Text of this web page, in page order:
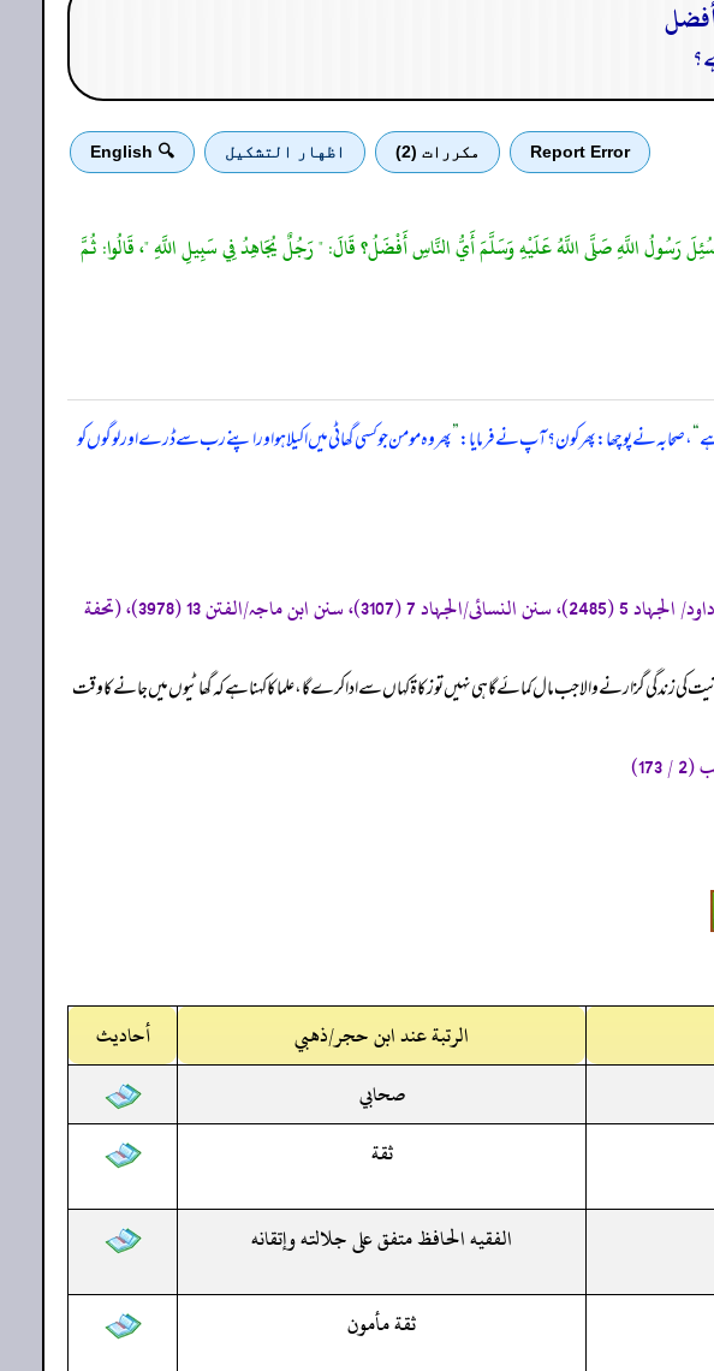
Report Error مكررات (2) اظهار التشكيل 🔍 English
رَسُولُ اللَّهِ صَلَّى اللَّهُ عَلَيْهِ وَسَلَّمَ أَيُّ النَّاسِ أَفْضَلُ؟ قَالَ: " رَجُلٌ يُجَاهِدُ فِي سَبِيلِ اللَّهِ "، قَالُوا: ثُمَّ
“، صحابہ نے پوچھا: پھر کون؟ آپ نے فرمایا:”پھر وہ مومن جو کسی گھاٹی میں اکیلا ہو اور اپنے رب سے ڈرے اور لوگوں کو
«صحیح البخاری/الجہاد 2 (2786)، والرقاق 34 (6494)، صحیح مسلم/الإمارة 34 (1888)، سنن ابی داود/ الجہاد 5 (2485)، سنن النسائی/الجہاد 7 (3107)، سنن ابن ماجہ/الفتن 13 (3978)، (تحفة
زندگی گزارنے والا جب مال کمائے گا ہی نہیں تو زکاۃ کہاں سے ادا کرے گا، علما کا کہنا ہے کہ گھاٹیوں میں جانے کا وقت
الرتبة عند ابن حجر/ذهبي
أحاديث
صحابي
ثقة
الفقيه الحافظ متفق على جلالته وإتقانه
ثقة مأمون